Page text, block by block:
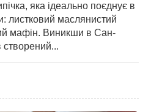
яка ідеально поєднує в
листковий маслянистий
мафін. Виникши в Сан-